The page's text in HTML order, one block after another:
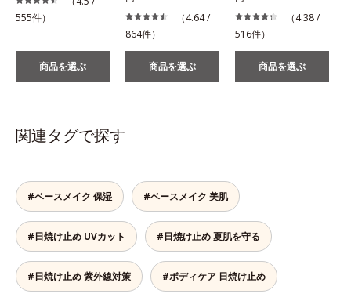
555件）
商品を選ぶ
（4.64 /
864件）
商品を選ぶ
（4.38 /
516件）
商品を選ぶ
関連タグで探す
#ベースメイク 保湿 #ベースメイク 美肌
#日焼け止め UVカット #日焼け止め 夏肌を守る
#日焼け止め 紫外線対策 #ボディケア 日焼け止め